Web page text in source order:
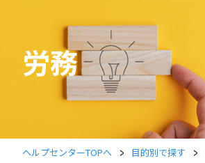
労務
ヘルプセンターTOPへ > 目的別で探す >